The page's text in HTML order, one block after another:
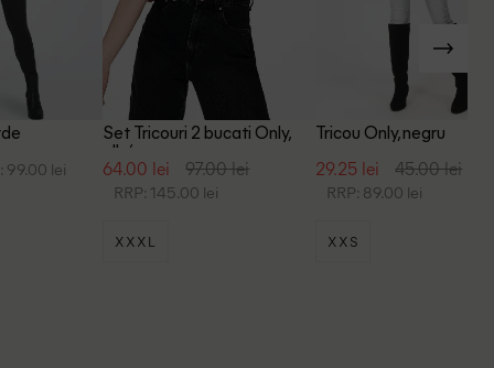
99.00 lei
Set Tricouri 2 bucati Only,
alb/negru
64.00 lei 97.00 lei
RRP: 145.00 lei
XXXL
Tricou Only, negru
29.25 lei 45.00 lei
RRP: 89.00 lei
XXS